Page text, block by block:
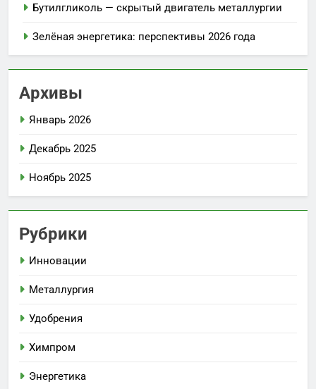
Бутилгликоль — скрытый двигатель металлургии
Зелёная энергетика: перспективы 2026 года
Архивы
Январь 2026
Декабрь 2025
Ноябрь 2025
Рубрики
Инновации
Металлургия
Удобрения
Химпром
Энергетика